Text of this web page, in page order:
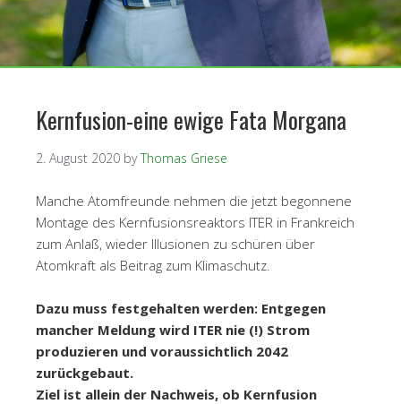
Kernfusion-eine ewige Fata Morgana
2. August 2020 byThomas Griese
Manche Atomfreunde nehmen die jetzt begonnene
Montage des Kernfusionsreaktors ITER in Frankreich
zum Anlaß, wieder Illusionen zu schüren über
Atomkraft als Beitrag zum Klimaschutz.
Dazu muss festgehalten werden: Entgegen
mancher Meldung wird ITER nie (!) Strom
produzieren und voraussichtlich 2042
zurückgebaut.
Ziel ist allein der Nachweis, ob Kernfusion